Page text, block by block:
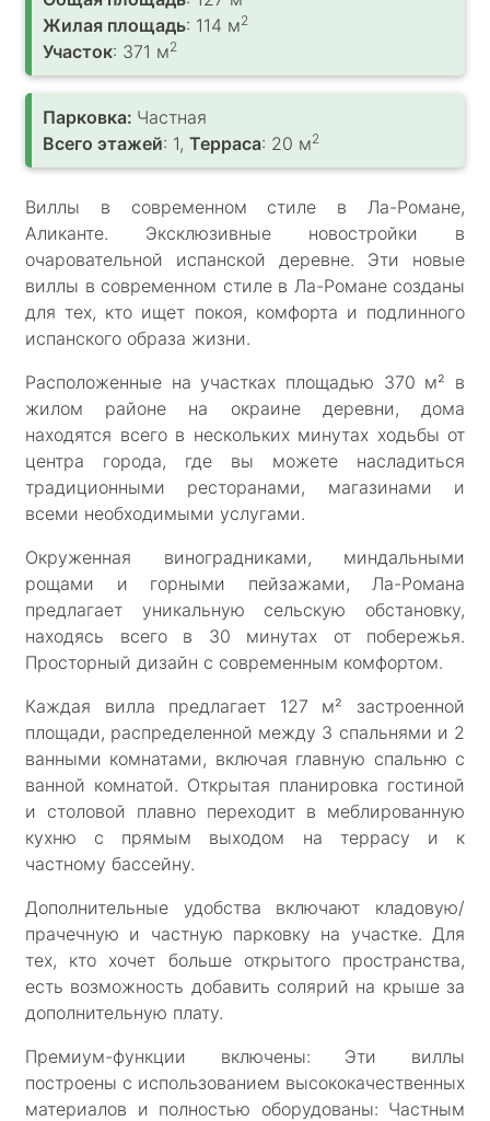
Жилая площадь: 114 м2
Участок: 371 м2
Парковка: Частная
Всего этажей: 1, Терраса: 20 м2
Виллы в современном стиле в Ла-Романе,
Аликанте. Эксклюзивные новостройки в
очаровательной испанской деревне. Эти новые
виллы в современном стиле в Ла-Романе созданы
для тех, кто ищет покоя, комфорта и подлинного
испанского образа жизни.
Расположенные на участках площадью 370 м² в
жилом районе на окраине деревни, дома
находятся всего в нескольких минутах ходьбы от
центра города, где вы можете насладиться
традиционными ресторанами, магазинами и
всеми необходимыми услугами.
Окруженная виноградниками, миндальными
рощами и горными пейзажами, Ла-Романа
предлагает уникальную сельскую обстановку,
находясь всего в 30 минутах от побережья.
Просторный дизайн с современным комфортом.
Каждая вилла предлагает 127 м² застроенной
площади, распределенной между 3 спальнями и 2
ванными комнатами, включая главную спальню с
ванной комнатой. Открытая планировка гостиной
и столовой плавно переходит в меблированную
кухню с прямым выходом на террасу и к
частному бассейну.
Дополнительные удобства включают кладовую/
прачечную и частную парковку на участке. Для
тех, кто хочет больше открытого пространства,
есть возможность добавить солярий на крыше за
дополнительную плату.
Премиум-функции включены: Эти виллы
построены с использованием высококачественных
материалов и полностью оборудованы: Частным